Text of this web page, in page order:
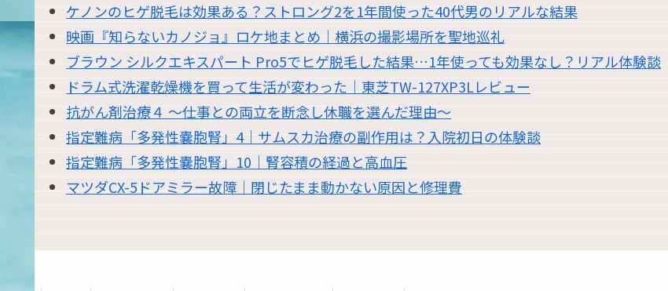
ケノンのヒゲ脱毛は効果ある？ストロング2を1年間使った40代男のリアルな結果
映画『知らないカノジョ』ロケ地まとめ｜横浜の撮影場所を聖地巡礼
ブラウン シルクエキスパート Pro5でヒゲ脱毛した結果…1年使っても効果なし？リアル体験談
ドラム式洗濯乾燥機を買って生活が変わった｜東芝TW-127XP3Lレビュー
抗がん剤治療４ 〜仕事との両立を断念し休職を選んだ理由〜
指定難病「多発性嚢胞腎」4｜サムスカ治療の副作用は？入院初日の体験談
指定難病「多発性嚢胞腎」10｜腎容積の経過と高血圧
マツダCX-5ドアミラー故障｜閉じたまま動かない原因と修理費